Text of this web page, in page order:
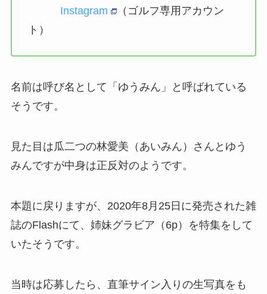
Instagram
（ゴルフ専用アカウン
ト）
名前は呼び名として「ゆうみん」と呼ばれている
そうです。
見た目は瓜二つの林愛美（あいみん）さんとゆう
みんですが中身は正反対のようです。
本題に戻りますが、2020年8月25日に発売された雑
誌のFlashにて、姉妹グラビア（6p）を特集をして
いたそうです。
当時は応募したら、直筆サイン入りの生写真をも